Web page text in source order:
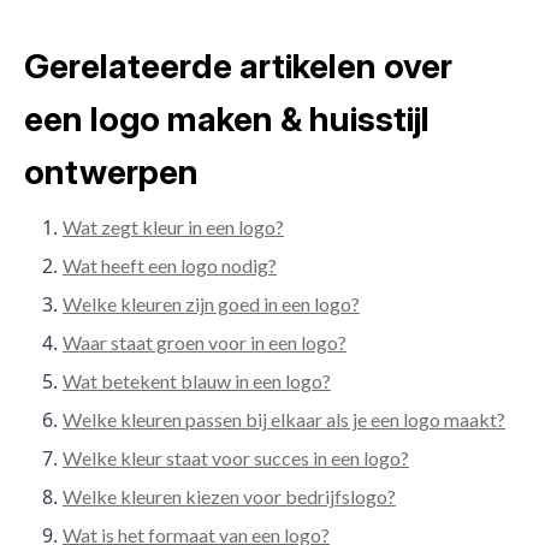
Gerelateerde artikelen over
een logo maken & huisstijl
ontwerpen
Wat zegt kleur in een logo?
Wat heeft een logo nodig?
Welke kleuren zijn goed in een logo?
Waar staat groen voor in een logo?
Wat betekent blauw in een logo?
Welke kleuren passen bij elkaar als je een logo maakt?
Welke kleur staat voor succes in een logo?
Welke kleuren kiezen voor bedrijfslogo?
Wat is het formaat van een logo?